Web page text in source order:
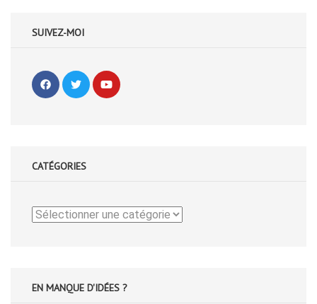
SUIVEZ-MOI
CATÉGORIES
Catégories
EN MANQUE D'IDÉES ?